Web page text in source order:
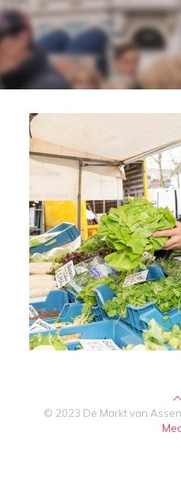
© 2023 De Markt van